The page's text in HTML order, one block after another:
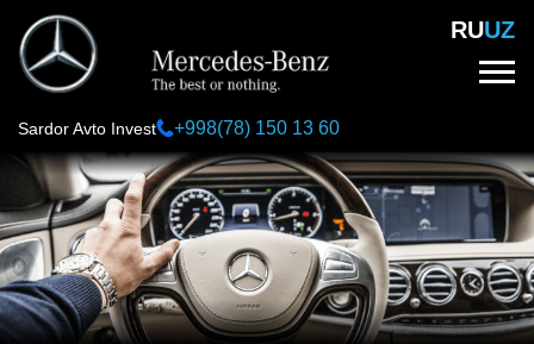
main
content
RUUZ
Sardor Avto Invest +998(78) 150 13 60